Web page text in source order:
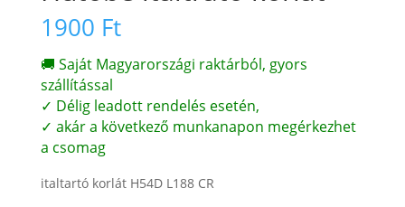
1900 Ft
🚚 Saját Magyarországi raktárból, gyors
szállítással
✓ Délig leadott rendelés esetén,
✓ akár a következő munkanapon megérkezhet
a csomag
italtartó korlát H54D L188 CR